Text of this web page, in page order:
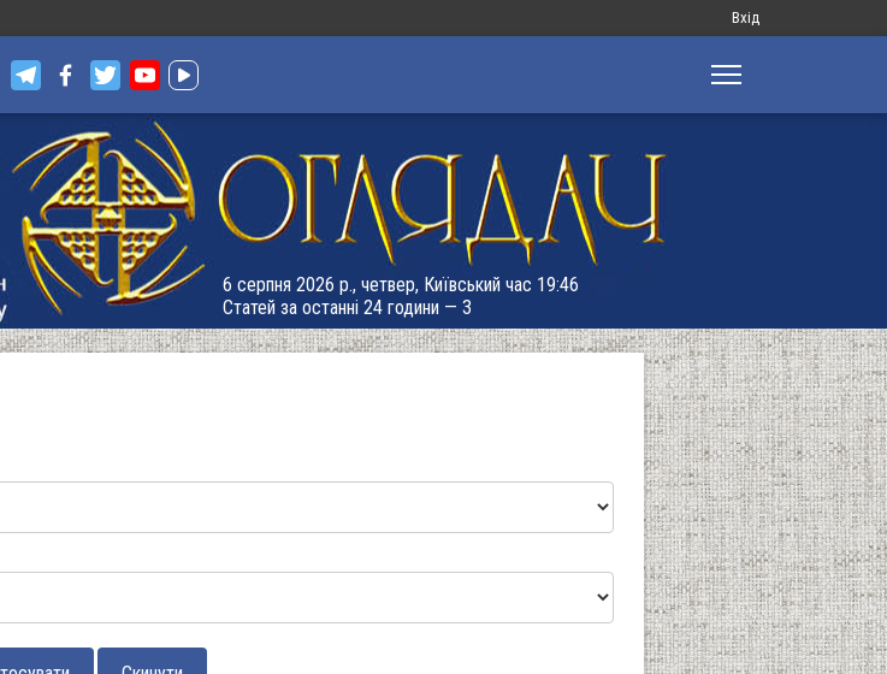
Меню
запису
Вхід
6 серпня 2026 р., четвер, Київський час 19:46
Статей за останні 24 години — 3